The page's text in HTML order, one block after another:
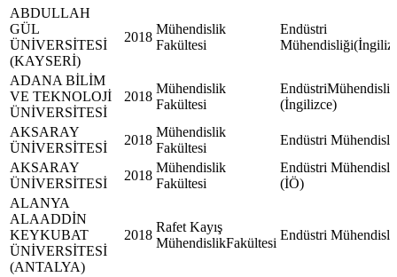
ABDULLAH
GÜL
ÜNİVERSİTESİ
(KAYSERİ)
2018
Mühendislik
Fakültesi
Endüstri
ADANA BİLİM
VE TEKNOLOJİ
ÜNİVERSİTESİ
2018
Mühendislik
Fakültesi
(İngilizce)
AKSARAY
ÜNİVERSİTESİ
2018
Mühendislik
Fakültesi
Endüstri
AKSARAY
ÜNİVERSİTESİ
2018
Mühendislik
Fakültesi
Endüstri
(İÖ)
ALANYA
ALAADDİN
KEYKUBAT
ÜNİVERSİTESİ
(ANTALYA)
2018
Rafet Kayış
MühendislikFakültesi
Endüstri